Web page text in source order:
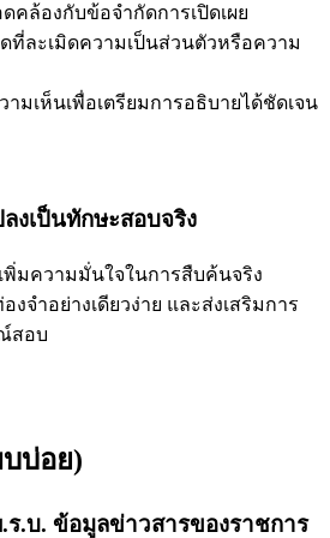
คล้องกับข้อจำกัดการเปิดเผย
ที่ละเมิดความเป็นส่วนตัวหรือความ
มเห็นเพื่อเตรียมการอธิบายได้ชัดเจน
งเป็นทักษะสอบจริง
พิ่มความมั่นใจในการสืบค้นจริง
จำอย่างเดียวง่าย และส่งเสริมการ
สอบ
บ่อย)
ร.บ. ข้อมูลข่าวสารของราชการ